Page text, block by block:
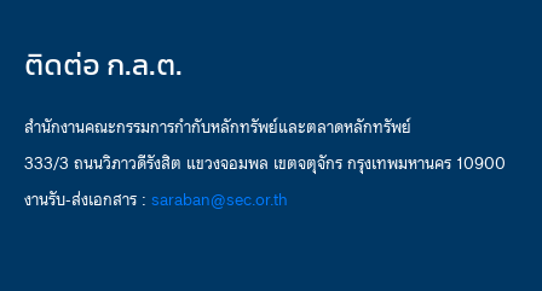
ติดต่อ ก.ล.ต.
สำนักงานคณะกรรมการกำกับหลักทรัพย์และตลาดหลักทรัพย์
333/3 ถนนวิภาวดีรังสิต แขวงจอมพล เขตจตุจักร กรุงเทพมหานคร 10900
งานรับ-ส่งเอกสาร : saraban@sec.or.th